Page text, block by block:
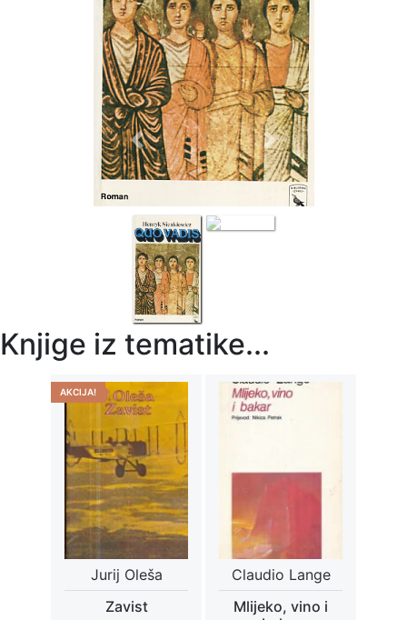
Previous Next
Knjige iz tematike...
AKCIJA!
Jurij Oleša
Zavist
Claudio Lange
Mlijeko, vino i